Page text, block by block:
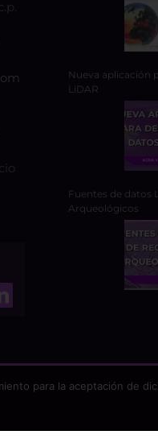
Nueva aplicación
LiDAR
Fuentes de datos
Arqueológicos
para la aceptación de